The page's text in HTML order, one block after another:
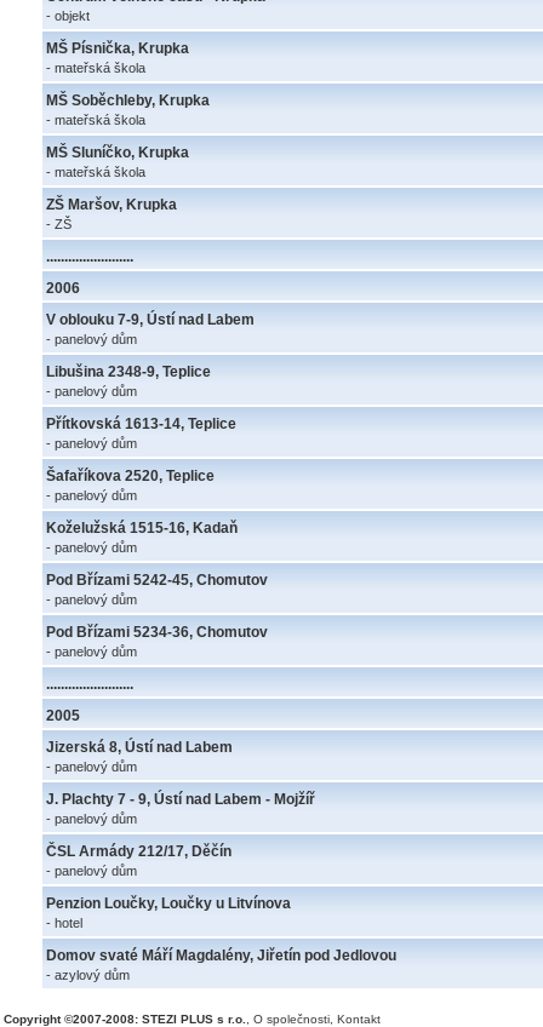
- objekt
MŠ Písnička, Krupka
- mateřská škola
MŠ Soběchleby, Krupka
- mateřská škola
MŠ Sluníčko, Krupka
- mateřská škola
ZŠ Maršov, Krupka
- ZŠ
........................
2006
V oblouku 7-9, Ústí nad Labem
- panelový dům
Libušina 2348-9, Teplice
- panelový dům
Přítkovská 1613-14, Teplice
- panelový dům
Šafaříkova 2520, Teplice
- panelový dům
Koželužská 1515-16, Kadaň
- panelový dům
Pod Břízami 5242-45, Chomutov
- panelový dům
Pod Břízami 5234-36, Chomutov
- panelový dům
........................
2005
Jizerská 8, Ústí nad Labem
- panelový dům
J. Plachty 7 - 9, Ústí nad Labem - Mojžíř
- panelový dům
ČSL Armády 212/17, Děčín
- panelový dům
Penzion Loučky, Loučky u Litvínova
- hotel
Domov svaté Máří Magdalény, Jiřetín pod Jedlovou
- azylový dům
Copyright ©2007-2008: STEZI PLUS s r.o. O společnosti Kontakt